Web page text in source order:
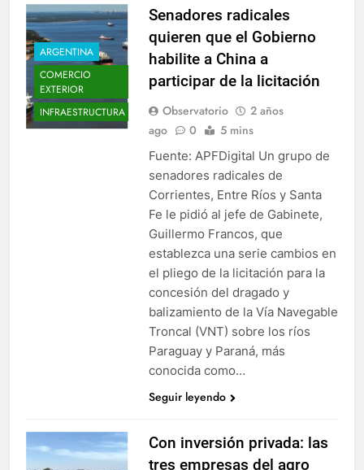
ARGENTINA
COMERCIO
EXTERIOR
INFRAESTRUCTURA
Senadores radicales
quieren que el Gobierno
habilite a China a
participar de la licitación
Observatorio
2 años
ago
0 5 mins
Fuente: APFDigital Un grupo de
senadores radicales de
Corrientes, Entre Ríos y Santa
Fe le pidió al jefe de Gabinete,
Guillermo Francos, que
establezca una serie cambios en
el pliego de la licitación para la
concesión del dragado y
balizamiento de la Vía Navegable
Troncal (VNT) sobre los ríos
Paraguay y Paraná, más
conocida como…
Seguir leyendo
Con inversión privada: las
tres empresas del agro